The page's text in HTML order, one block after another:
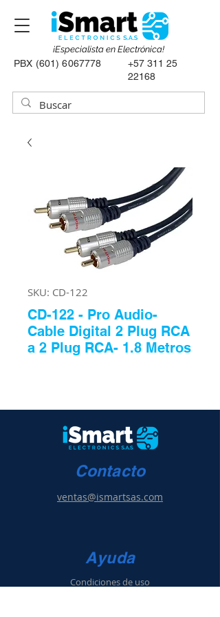
PBX (601) 6067778
+57 311 25
22168
¡Especialista en Electrónica!
SKU: CD-122
CD-122 - Pro Audio-
Cable Digital 2 Plug RCA
a 2 Plug RCA- 1.8 Metros
Contacto
ventas@ismartsas.com
Ayuda
Condiciones de uso